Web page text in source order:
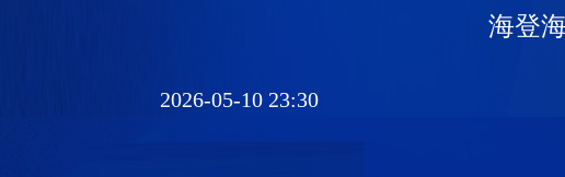
海登
2026-05-10 23:30